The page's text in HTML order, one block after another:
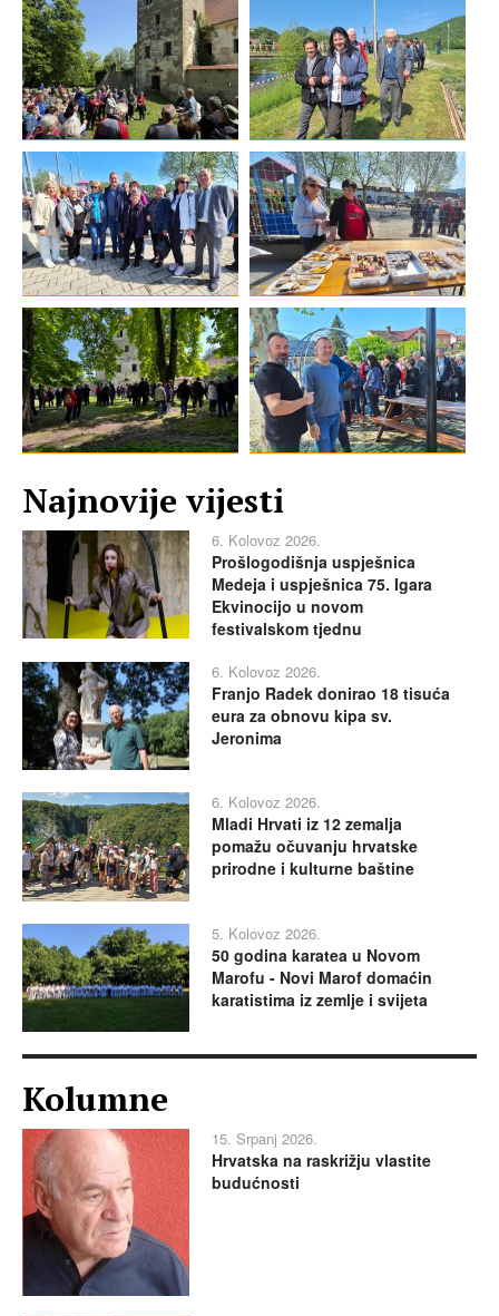
Najnovije vijesti
6. Kolovoz 2026.
Prošlogodišnja uspješnica
Medeja i uspješnica 75. Igara
Ekvinocijo u novom
festivalskom tjednu
6. Kolovoz 2026.
Franjo Radek donirao 18 tisuća
eura za obnovu kipa sv.
Jeronima
6. Kolovoz 2026.
Mladi Hrvati iz 12 zemalja
pomažu očuvanju hrvatske
prirodne i kulturne baštine
5. Kolovoz 2026.
50 godina karatea u Novom
Marofu - Novi Marof domaćin
karatistima iz zemlje i svijeta
Kolumne
15. Srpanj 2026.
Hrvatska na raskrižju vlastite
budućnosti